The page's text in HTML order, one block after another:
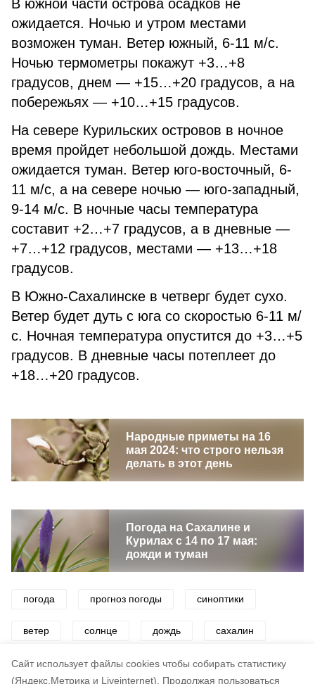
Cайт использует файлы cookies чтобы собирать статистику
(Яндекс.Метрика и Liveinternet).
Продолжая пользоваться
В южной части острова осадков не
ожидается. Ночью и утром местами
возможен туман. Ветер южный, 6-11 м/с.
Ночью термометры покажут +3…+8
градусов, днем — +15…+20 градусов, а на
побережьях — +10…+15 градусов.
На севере Курильских островов в ночное
время пройдет небольшой дождь. Местами
ожидается туман. Ветер юго-восточный, 6-
11 м/с, а на севере ночью — юго-западный,
9-14 м/с. В ночные часы температура
составит +2…+7 градусов, а в дневные —
+7…+12 градусов, местами — +13…+18
градусов.
В Южно-Сахалинске в четверг будет сухо.
Ветер будет дуть с юга со скоростью 6-11 м/
с. Ночная температура опустится до +3…+5
градусов. В дневные часы потеплеет до
+18…+20 градусов.
Народные приметы на 16
мая 2024: что строго нельзя
делать в этот день
Погода на Сахалине и
Курилах с 14 по 17 мая:
дожди и туман
погода прогноз погоды синоптики
ветер солнце дождь сахалин
сахалин и курилы сахалинская область